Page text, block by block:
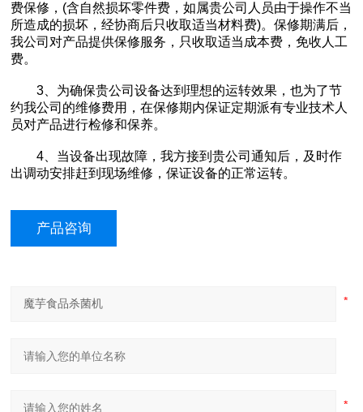
费保修，(含自然损坏零件费，如属贵公司人员由于操作不当
所造成的损坏，经协商后只收取适当材料费)。保修期满后，
我公司对产品提供保修服务，只收取适当成本费，免收人工
费。
3、为确保贵公司设备达到理想的运转效果，也为了节
约我公司的维修费用，在保修期内保证定期派有专业技术人
员对产品进行检修和保养。
4、当设备出现故障，我方接到贵公司通知后，及时作
出调动安排赶到现场维修，保证设备的正常运转。
产品咨询